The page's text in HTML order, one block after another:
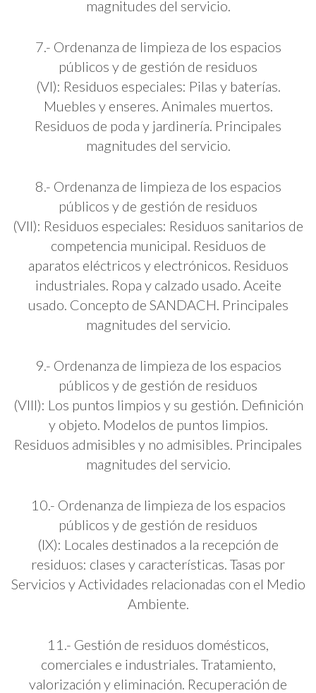
magnitudes del servicio.
7.- Ordenanza de limpieza de los espacios
públicos y de gestión de residuos
(VI): Residuos especiales: Pilas y baterías.
Muebles y enseres. Animales muertos.
Residuos de poda y jardinería. Principales
magnitudes del servicio.
8.- Ordenanza de limpieza de los espacios
públicos y de gestión de residuos
(VII): Residuos especiales: Residuos sanitarios de
competencia municipal. Residuos de
aparatos eléctricos y electrónicos. Residuos
industriales. Ropa y calzado usado. Aceite
usado. Concepto de SANDACH. Principales
magnitudes del servicio.
9.- Ordenanza de limpieza de los espacios
públicos y de gestión de residuos
(VIII): Los puntos limpios y su gestión. Definición
y objeto. Modelos de puntos limpios.
Residuos admisibles y no admisibles. Principales
magnitudes del servicio.
10.- Ordenanza de limpieza de los espacios
públicos y de gestión de residuos
(IX): Locales destinados a la recepción de
residuos: clases y características. Tasas por
Servicios y Actividades relacionadas con el Medio
Ambiente.
11.- Gestión de residuos domésticos,
comerciales e industriales. Tratamiento,
valorización y eliminación. Recuperación de